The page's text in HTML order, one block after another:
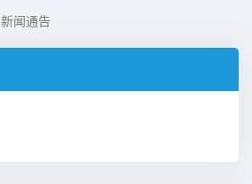
新闻通告